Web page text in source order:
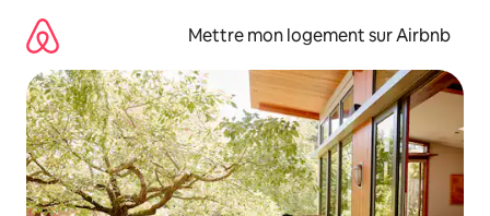
directement
contenu
Mettre mon logement sur Airbnb